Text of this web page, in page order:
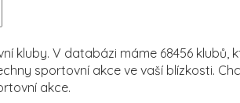
kluby. V databázi máme 68456 klubů,
sportovní akce ve vaší blízkosti.
akce.